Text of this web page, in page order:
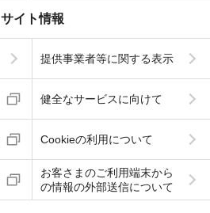
サイト情報
提供事業者等に関する表示
健全なサービスに向けて
Cookieの利用について
お客さまのご利用端末から
の情報の外部送信について